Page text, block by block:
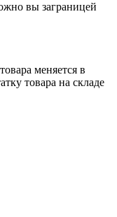
вы заграницей
меняется в
товара на складе